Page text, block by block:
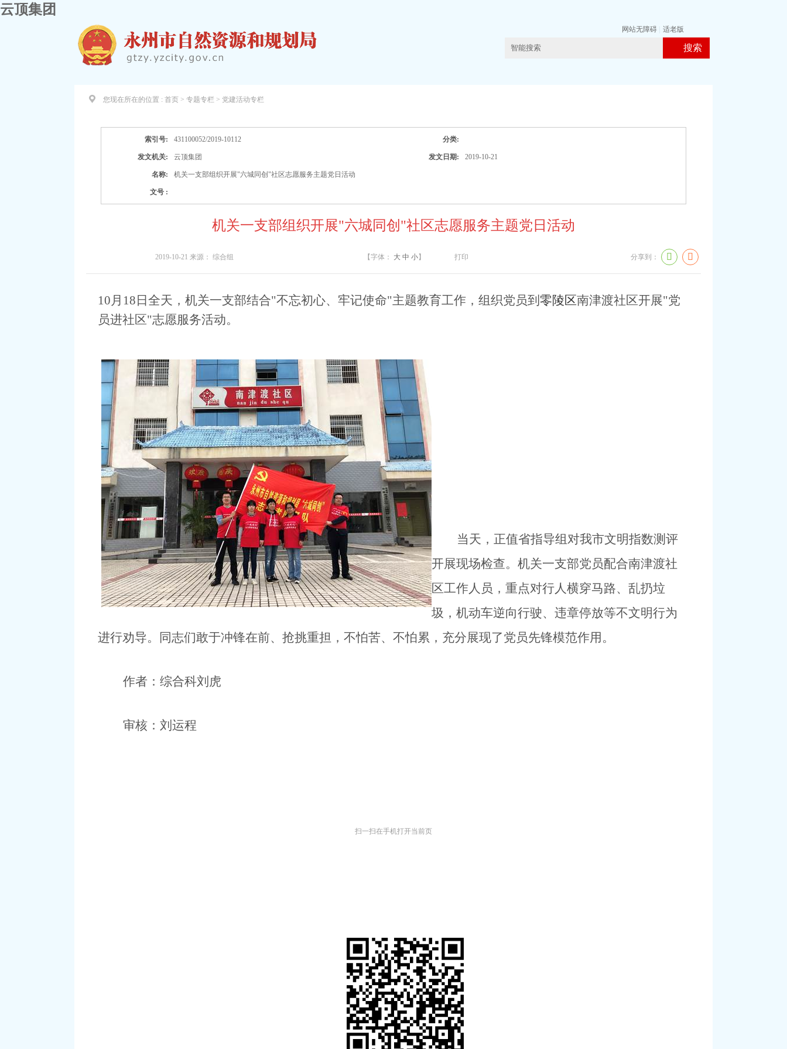
云顶集团
搜索
网站无障碍 适老版
您现在所在的位置 : 首页 > 专题专栏 > 党建活动专栏
索引号: 431100052/2019-10112 分类:
发文机关: 云顶集团 发文日期: 2019-10-21
名称: 机关一支部组织开展"六城同创"社区志愿服务主题党日活动
文号 :
机关一支部组织开展"六城同创"社区志愿服务主题党日活动
2019-10-21 来源： 综合组 【字体： 大 中 小】 打印 分享到：
10月18日全天，机关一支部结合"不忘初心、牢记使命"主题教育工作，组织党员到 零陵区南津渡社区开展"党
员进社区"志愿服务活动。
当天，正值省指导组对我市文明指数测评
开展现场检查。机关一支部党员配合南津渡社
区工作人员，重点对行人横穿马路、乱扔垃
圾，机动车逆向行驶、违章停放等不文明行为
进行劝导。同志们敢于冲锋在前、抢挑重担，不怕苦、不怕累，充分展现了党员先锋模范作用。
作者：综合科刘虎
审核：刘运程
扫一扫在手机打开当前页